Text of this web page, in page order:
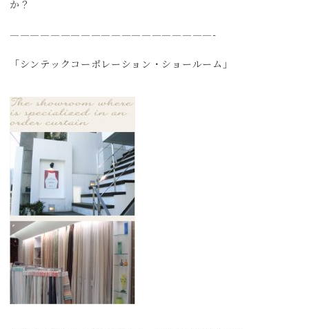
か？
————————————————————-
「シンテックコーポレーション・ショールーム」